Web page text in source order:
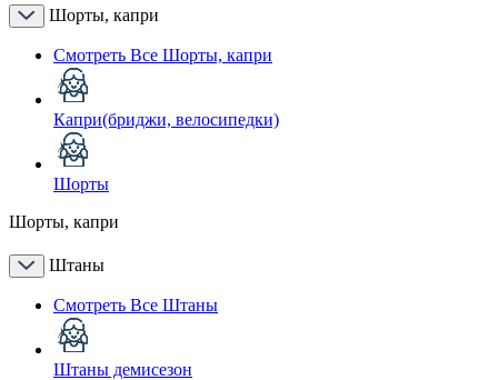
Шорты, капри
Смотреть Все Шорты, капри
Капри(бриджи, велосипедки)
Шорты
Шорты, капри
Штаны
Смотреть Все Штаны
Штаны демисезон